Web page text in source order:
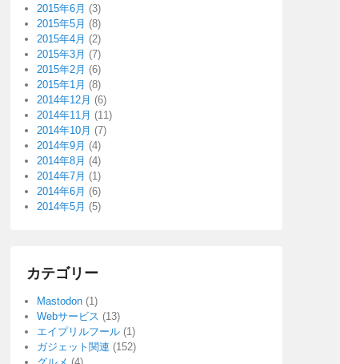
2015年6月 (3)
2015年5月 (8)
2015年4月 (2)
2015年3月 (7)
2015年2月 (6)
2015年1月 (8)
2014年12月 (6)
2014年11月 (11)
2014年10月 (7)
2014年9月 (4)
2014年8月 (4)
2014年7月 (1)
2014年6月 (6)
2014年5月 (5)
カテゴリー
Mastodon (1)
Webサービス (13)
エイプリルフール (1)
ガジェット関連 (152)